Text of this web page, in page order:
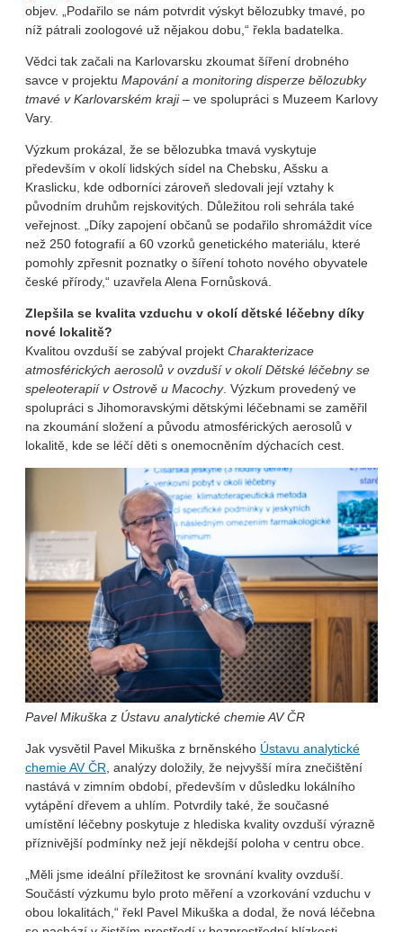
objev. „Podařilo se nám potvrdit výskyt bělozubky tmavé, po
níž pátrali zoologové už nějakou dobu,“ řekla badatelka.
Vědci tak začali na Karlovarsku zkoumat šíření drobného
savce v projektu Mapování a monitoring disperze bělozubky
tmavé v Karlovarském kraji– ve spolupráci s Muzeem Karlovy
Vary.
Výzkum prokázal, že se bělozubka tmavá vyskytuje
především v okolí lidských sídel na Chebsku, Ašsku a
Kraslicku, kde odborníci zároveň sledovali její vztahy k
původním druhům rejskovitých. Důležitou roli sehrála také
veřejnost. „Díky zapojení občanů se podařilo shromáždit více
než 250 fotografií a 60 vzorků genetického materiálu, které
pomohly zpřesnit poznatky o šíření tohoto nového obyvatele
české přírody,“ uzavřela Alena Fornůsková.
Zlepšila se kvalita vzduchu v okolí dětské léčebny díky
nové lokalitě?
Kvalitou ovzduší se zabýval projekt Charakterizace
atmosférických aerosolů v ovzduší v okolí Dětské léčebny se
speleoterapií v Ostrově u Macochy. Výzkum provedený ve
spolupráci s Jihomoravskými dětskými léčebnami se zaměřil
na zkoumání složení a původu atmosférických aerosolů v
lokalitě, kde se léčí děti s onemocněním dýchacích cest.
Pavel Mikuška z Ústavu analytické chemie AV ČR
Jak vysvětil Pavel Mikuška z brněnského Ústavu analytické
chemie AV ČR , analýzy doložily, že nejvyšší míra znečištění
nastává v zimním období, především v důsledku lokálního
vytápění dřevem a uhlím. Potvrdily také, že současné
umístění léčebny poskytuje z hlediska kvality ovzduší výrazně
příznivější podmínky než její někdejší poloha v centru obce.
„Měli jsme ideální příležitost ke srovnání kvality ovzduší.
Součástí výzkumu bylo proto měření a vzorkování vzduchu v
obou lokalitách,“ řekl Pavel Mikuška a dodal, že nová léčebna